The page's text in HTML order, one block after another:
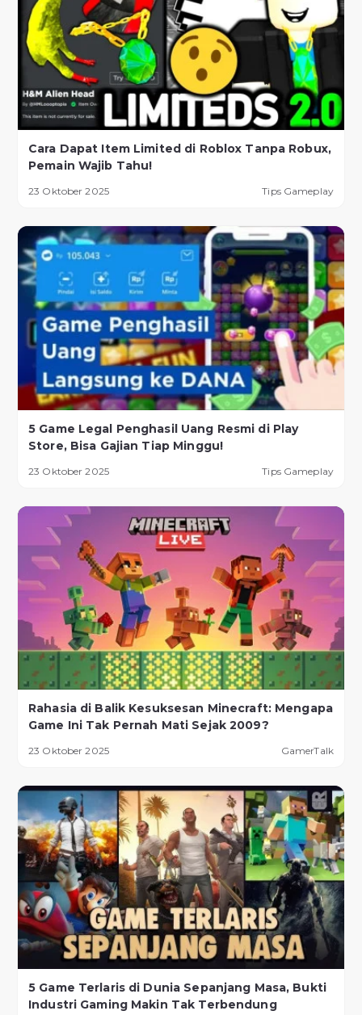
Cara Dapat Item Limited di Roblox Tanpa Robux,
Pemain Wajib Tahu!
23 Oktober 2025 Tips Gameplay
5 Game Legal Penghasil Uang Resmi di Play
Store, Bisa Gajian Tiap Minggu!
23 Oktober 2025 Tips Gameplay
Rahasia di Balik Kesuksesan Minecraft: Mengapa
Game Ini Tak Pernah Mati Sejak 2009?
23 Oktober 2025 GamerTalk
5 Game Terlaris di Dunia Sepanjang Masa, Bukti
Industri Gaming Makin Tak Terbendung